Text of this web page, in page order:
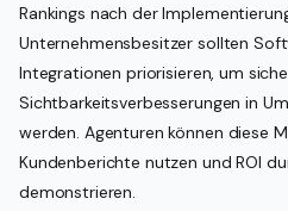
Rankings nach der
Unternehmensbesitzer sollten
Integrationen priorisieren, um
Sichtbarkeitsverbesserungen in
werden. Agenturen können diese
Kundenberichte nutzen und ROI
demonstrieren.